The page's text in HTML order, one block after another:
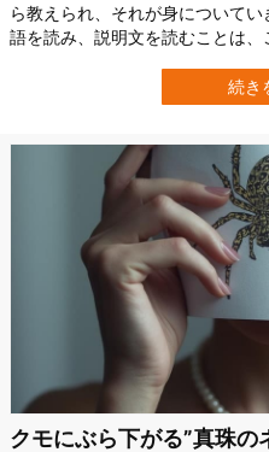
ら教えられ、それが身について
語を読み、説明文を読むことは
のように変化しているのでしょ
たのが、ブラジルのサンパウロ
続き
クモにぶら下がる”真珠の